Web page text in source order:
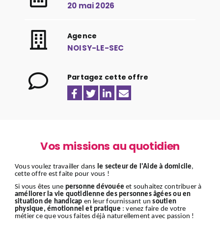
20 mai 2026
Agence
NOISY-LE-SEC
Partagez cette offre
Vos missions au quotidien
Vous voulez travailler dans le secteur de l'Aide à domicile,
cette offre est faite pour vous !
Si vous êtes une personne dévouée et souhaitez contribuer à
améliorer la vie quotidienne des personnes âgées ou en
situation de handicap en leur fournissant unsoutien
physique, émotionnel et pratique : venez faire de votre
métier ce que vous faites déjà naturellement avec passion !